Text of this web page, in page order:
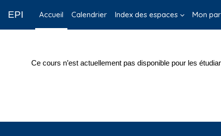
EPI Accueil Calendrier Index des espaces Mon
Ce cours n’est actuellement pas disponible pour les